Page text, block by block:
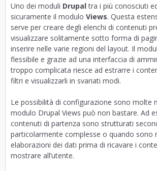
Uno dei moduli Drupal tra i più conosciuti
sicuramente il modulo Views. Questa
serve per creare degli elenchi di contenuti
visualizzare solitamente sotto forma di
inserire nelle varie regioni del layout. Il
flessibile e grazie ad una interfaccia di
troppo complicata riesce ad estrarre i
filtri e visualizzarli in svariati modi.
Le possibilità di configurazione sono molte
modulo Drupal Views può non bastare. Ad
contenuti di partenza sono strutturati
particolarmente complesse o quando sono
elaborazioni dei dati prima di ricavare i
mostrare all’utente.